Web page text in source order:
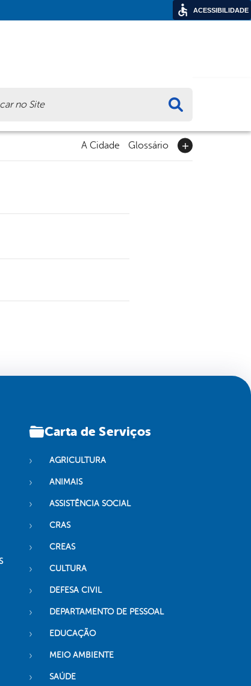
A Cidade Glossário
Carta de Serviços
AGRICULTURA
ANIMAIS
ASSISTÊNCIA SOCIAL
CRAS
CREAS
CULTURA
DEFESA CIVIL
DEPARTAMENTO DE PESSOAL
EDUCAÇÃO
MEIO AMBIENTE
SAÚDE
ACESSIBILIDADE